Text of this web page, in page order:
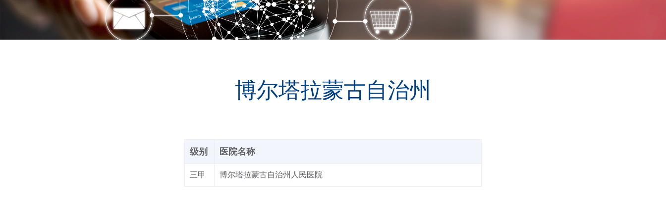
博尔塔拉蒙古自治州
级别 医院名称
三甲 博尔塔拉蒙古自治州人民医院